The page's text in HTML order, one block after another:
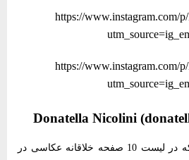
https://www.instagram.com/
https://www.instagram.com/
و سرانجام، آخرین نفری که در لیست 10 صفحه خلاقانه عکاسی در